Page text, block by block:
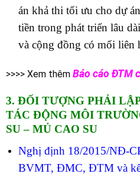
án khả thi tối ưu cho dự
tiền trong phát triển lâu
và cộng đồng có mối liên
>>>> Xem thêmBáo cáo ĐTM
3. ĐỐI TƯỢNG PHẢI
TÁC ĐỘNG MÔI
SU – MỦ CAO SU
Nghị định 18/2015/NĐ-
BVMT, ĐMC, ĐTM và